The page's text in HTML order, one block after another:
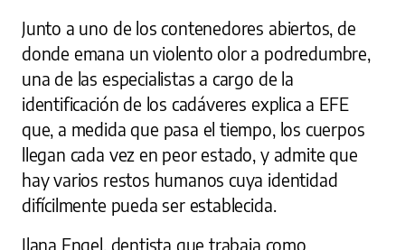
Junto a uno de los contenedores abiertos, de
donde emana un violento olor a podredumbre,
una de las especialistas a cargo de la
identificación de los cadáveres explica a EFE
que, a medida que pasa el tiempo, los cuerpos
llegan cada vez en peor estado, y admite que
hay varios restos humanos cuya identidad
difícilmente pueda ser establecida.
Ilana Engel, dentista que trabaja como